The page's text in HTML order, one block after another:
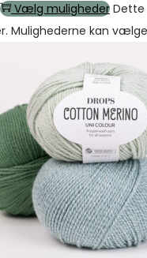
Vælg muligheder Dette
Mulighederne kan